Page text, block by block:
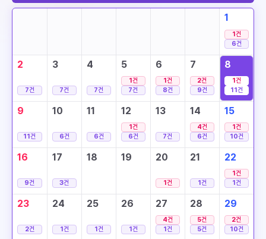
1
1건
6건
2
7건
3
7건
4
7건
5
1건
7건
6
1건
8건
7
2건
9건
8
1건
11건
9
11건
10
6건
11
6건
12
1건
6건
13
7건
14
4건
6건
15
1건
10건
16
9건
17
3건
18 19 20
1건
21
1건
22
1건
1건
23
2건
24
1건
25
1건
26
1건
27
4건
1건
28
5건
5건
29
2건
10건